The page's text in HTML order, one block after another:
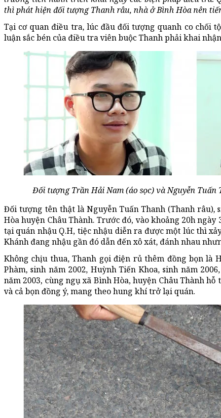
thì phát hiện đối tượng Thanh râu, nhà ở Bình Hòa nên
Tại cơ quan điều tra, lúc đầu đối tượng quanh co chối
luận sắc bén của điều tra viên buộc Thanh phải khai
Đối tượng Trần Hải Nam (áo sọc) và Nguyễn
Đối tượng tên thật là Nguyễn Tuấn Thanh (Thanh râu),
Hòa huyện Châu Thành. Trước đó, vào khoảng 20h
tại quán nhậu Q.H, tiệc nhậu diễn ra được một lúc thì
Khánh đang nhậu gần đó dẫn đến xô xát, đánh nhau
Không chịu thua, Thanh gọi điện rủ thêm đồng bọn là
Phàm, sinh năm 2002, Huỳnh Tiến Khoa, sinh năm
năm 2003, cùng ngụ xã Bình Hòa, huyện Châu Thành
và cả bọn đồng ý, mang theo hung khí trở lại quán.